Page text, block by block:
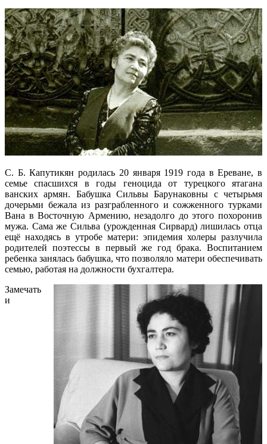
С. Б. Капутикян родилась 20 января 1919 года в Ереване, в
семье спасшихся в годы геноцида от турецкого ятагана
ванских армян. Бабушка Сильвы Барунаковны с четырьмя
дочерьми бежала из разграбленного и сожженного турками
Вана в Восточную Армению, незадолго до этого похоронив
мужа. Сама же Сильва (урожденная Сирвард) лишилась отца
ещё находясь в утробе матери: эпидемия холеры разлучила
родителей поэтессы в первый же год брака. Воспитанием
ребенка занялась бабушка, что позволяло матери обеспечивать
семью, работая на должности бухгалтера.
Замечать
и